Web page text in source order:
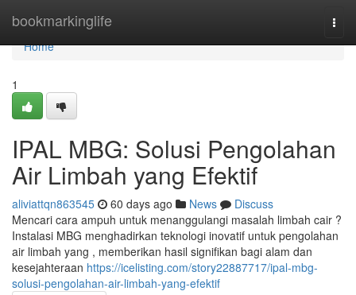
bookmarkinglife
Home
Home
1
IPAL MBG: Solusi Pengolahan
Air Limbah yang Efektif
aliviattqn863545 60 days ago News
Discuss
Mencari cara ampuh untuk menanggulangi masalah limbah cair ?
Instalasi MBG menghadirkan teknologi inovatif untuk pengolahan
air limbah yang , memberikan hasil signifikan bagi alam dan
kesejahteraan https://icelisting.com/story22887717/ipal-mbg-
solusi-pengolahan-air-limbah-yang-efektif